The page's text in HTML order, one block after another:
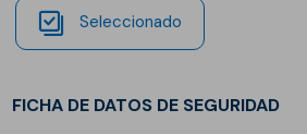
Seleccionado
FICHA DE DATOS DE SEGURIDAD